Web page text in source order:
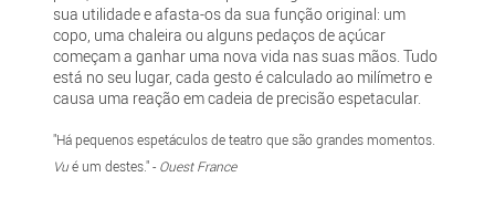
sua utilidade e afasta-os da sua função original: um
copo, uma chaleira ou alguns pedaços de açúcar
começam a ganhar uma nova vida nas suas mãos. Tudo
está no seu lugar, cada gesto é calculado ao milímetro e
causa uma reação em cadeia de precisão espetacular.
"Há pequenos espetáculos de teatro que são grandes momentos.
Vué um destes." - Ouest France